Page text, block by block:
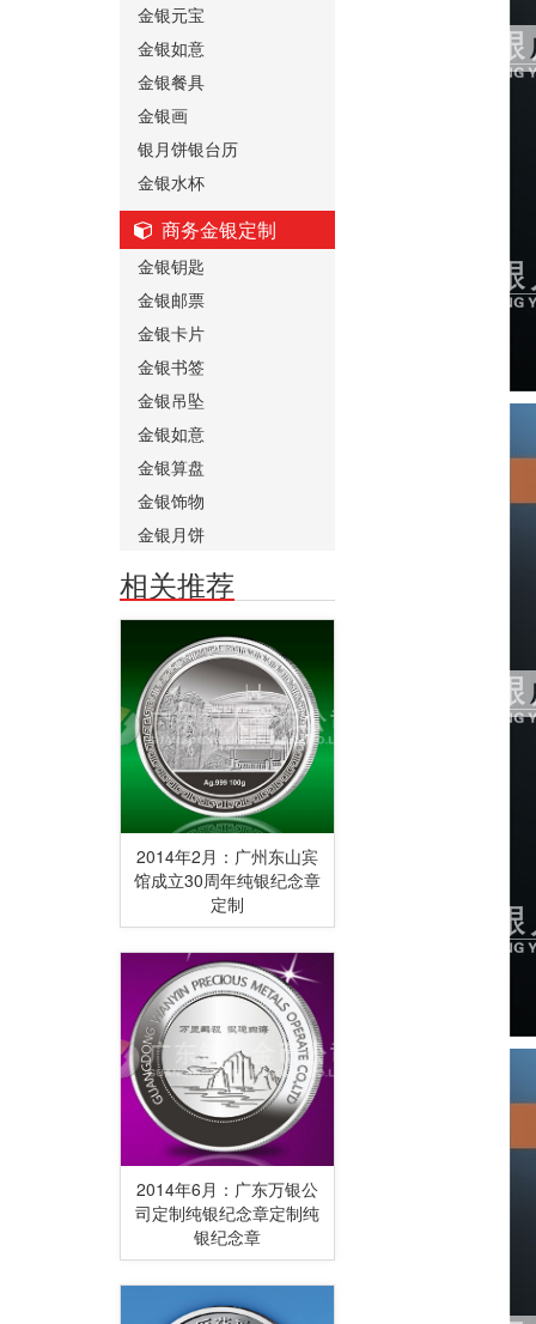
金银元宝
金银如意
金银餐具
金银画
银月饼银台历
金银水杯
商务金银定制
金银钥匙
金银邮票
金银卡片
金银书签
金银吊坠
金银如意
金银算盘
金银饰物
金银月饼
相关推荐
2014年2月：广州东山宾
馆成立30周年纯银纪念章
定制
2014年6月：广东万银公
司定制纯银纪念章定制纯
银纪念章